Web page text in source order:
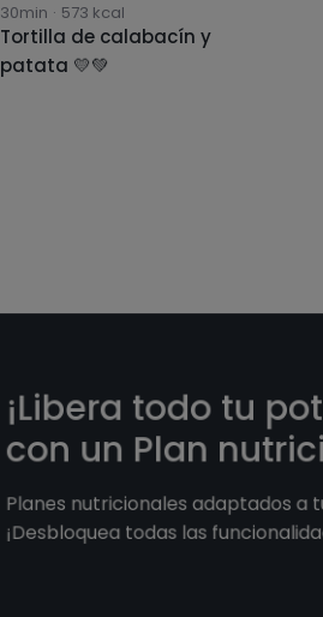
30min · 573 kcal
Tortilla de calabacín y
patata 💛💚
¡Libera todo tu
con un Plan
Planes nutricionales adaptados a
¡Desbloquea todas las